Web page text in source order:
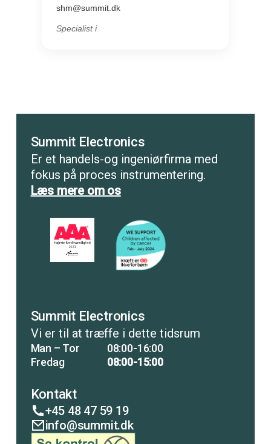
shm@summit.dk
Specialist i
Summit Electronics
Er et handels-og ingeniørfirma med
fokus på proces instrumentering.
Læs mere om os
Summit Electronics
Vi er til at træffe i dette tidsrum
Man – Tor
Fredag
08:00-16:00
08:00-15:00
Kontakt
+45 48 47 59 19
info@summit.dk